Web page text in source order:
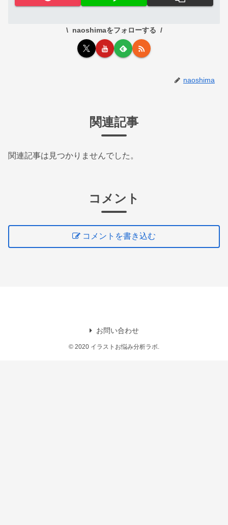
naoshimaをフォローする
naoshima
関連記事
関連記事は見つかりませんでした。
コメント
コメントを書き込む
お問い合わせ
© 2020 イラストお悩み分析ラボ.